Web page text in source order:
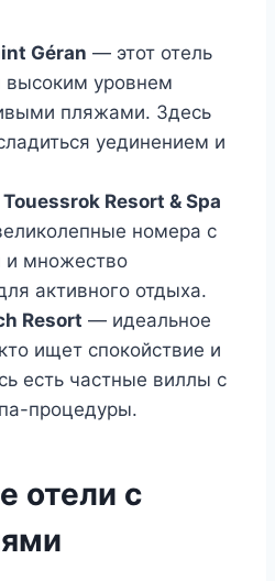
Géran — этот отель
высоким уровнем
пляжами. Здесь
уединением и
Resort & Spa
номера с
и множество
активного отдыха.
Resort — идеальное
ищет спокойствие и
есть частные виллы с
процедуры.
отели с